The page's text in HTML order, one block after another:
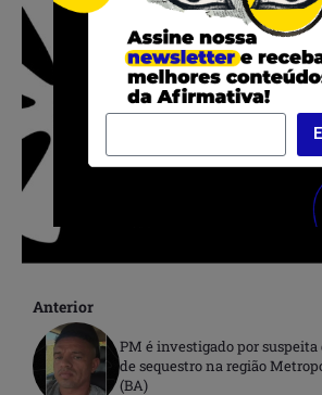
Anterior
PM é investigado por
de sequestro na região
(BA)